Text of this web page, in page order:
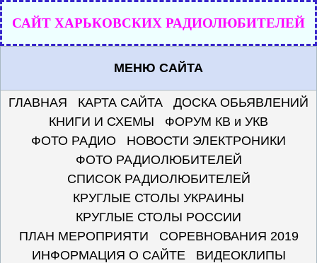
САЙТ ХАРЬКОВСКИХ РАДИОЛЮБИТЕЛЕЙ
МЕНЮ САЙТА
ГЛАВНАЯ КАРТА САЙТА
ДОСКА ОБЬЯВЛЕНИЙ
КНИГИ И СХЕМЫ
ФОРУМ КВ и УКВ
ФОТО РАДИО
НОВОСТИ ЭЛЕКТРОНИКИ
ФОТО РАДИОЛЮБИТЕЛЕЙ
СПИСОК РАДИОЛЮБИТЕЛЕЙ
КРУГЛЫЕ СТОЛЫ УКРАИНЫ
КРУГЛЫЕ СТОЛЫ РОССИИ
ПЛАН МЕРОПРИЯТИ
СОРЕВНОВАНИЯ 2019
ИНФОРМАЦИЯ О САЙТЕ
ВИДЕОКЛИПЫ